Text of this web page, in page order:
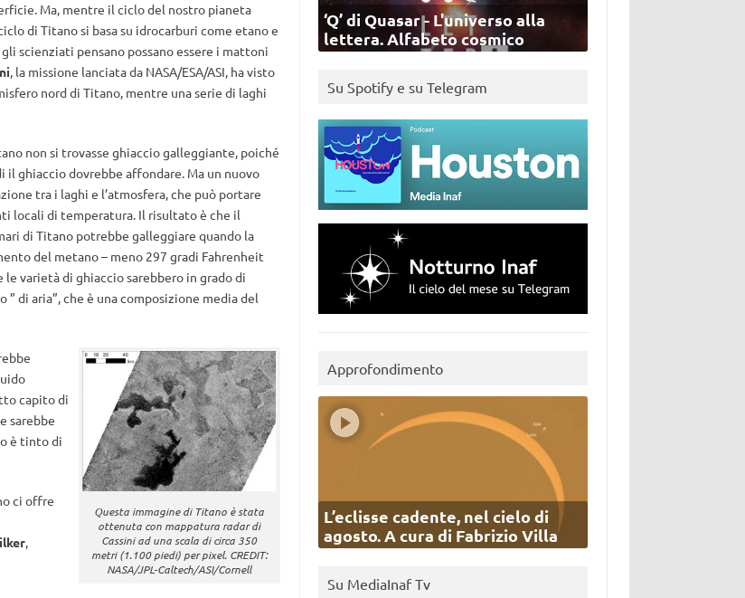
Ma, mentre il ciclo del nostro pianeta
di Titano si basa su idrocarburi come etano e
scienziati pensano possano essere i mattoni
, la missione lanciata da NASA/ESA/ASI, ha visto
nord di Titano, mentre una serie di laghi
non si trovasse ghiaccio galleggiante, poiché
ghiaccio dovrebbe affondare. Ma un nuovo
tra i laghi e l’atmosfera, che può portare
locali di temperatura. Il risultato è che il
di Titano potrebbe galleggiare quando la
del metano – meno 297 gradi Fahrenheit
varietà di ghiaccio sarebbero in grado di
di aria”, che è una composizione media del
Questa immagine di Titano è stata
ottenuta con mappatura radar di
Cassini ad una scala di circa 350
metri (1.100 piedi) per pixel. CREDIT:
NASA/JPL-Caltech/ASI/Cornell
capito di
sarebbe
è tinto di
ci offre
,
‘Q’ di Quasar - L'universo alla
lettera. Alfabeto cosmico
Su Spotify e su Telegram
Approfondimento
L’eclisse cadente, nel cielo di
agosto. A cura di Fabrizio Villa
Su MediaInaf Tv